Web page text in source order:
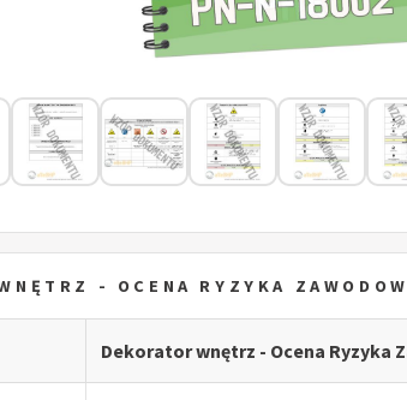
- OCENA RYZYKA
Dekorator wnętrz - Ocena Ryzyka